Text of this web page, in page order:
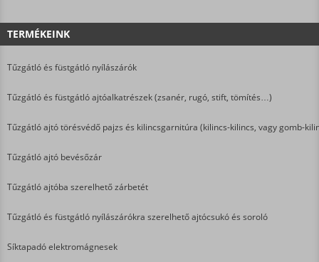
TERMÉKEINK
Tűzgátló és füstgátló nyílászárók
Tűzgátló és füstgátló ajtóalkatrészek (zsanér, rugó, stift, tömítés…)
Tűzgátló ajtó törésvédő pajzs és kilincsgarnitúra (kilincs-kilincs, vagy gomb-
Tűzgátló ajtó bevésőzár
Tűzgátló ajtóba szerelhető zárbetét
Tűzgátló és füstgátló nyílászárókra szerelhető ajtócsukó és soroló
Síktapadó elektromágnesek